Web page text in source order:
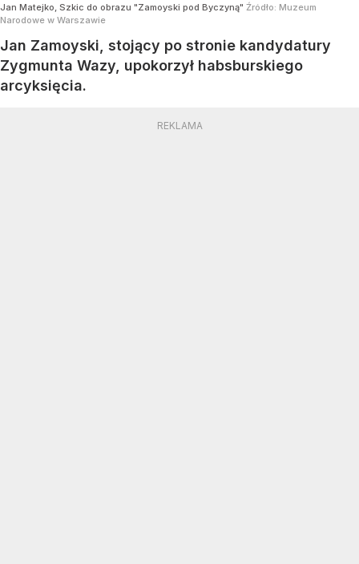
Jan Matejko, Szkic do obrazu "Zamoyski pod Byczyną" Źródło: Muzeum
Narodowe w Warszawie
Jan Zamoyski, stojący po stronie kandydatury
Zygmunta Wazy, upokorzył habsburskiego
arcyksięcia.